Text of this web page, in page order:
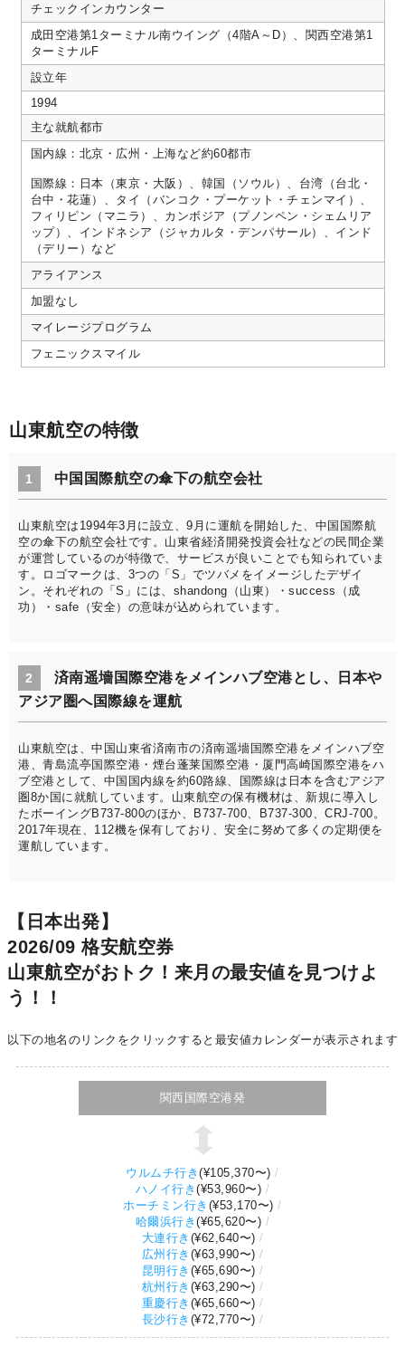
チェックインカウンター
成田空港第1ターミナル南ウイング（4階A～D）、関西空港第1
ターミナルF
設立年
1994
主な就航都市
国内線：北京・広州・上海など約60都市
国際線：日本（東京・大阪）、韓国（ソウル）、台湾（台北・
台中・花蓮）、タイ（バンコク・プーケット・チェンマイ）、
フィリピン（マニラ）、カンボジア（プノンペン・シェムリア
ップ）、インドネシア（ジャカルタ・デンパサール）、インド
（デリー）など
アライアンス
加盟なし
マイレージプログラム
フェニックスマイル
山東航空の特徴
1 中国国際航空の傘下の航空会社
山東航空は1994年3月に設立、9月に運航を開始した、中国国際航
空の傘下の航空会社です。山東省経済開発投資会社などの民間企業
が運営しているのが特徴で、サービスが良いことでも知られていま
す。ロゴマークは、3つの「S」でツバメをイメージしたデザイ
ン。それぞれの「S」には、shandong（山東）・success（成
功）・safe（安全）の意味が込められています。
2
済南遥墻国際空港をメインハブ空港とし、日本や
アジア圏へ国際線を運航
山東航空は、中国山東省済南市の済南遥墻国際空港をメインハブ空
港、青島流亭国際空港・煙台蓬莱国際空港・厦門高崎国際空港をハ
ブ空港として、中国国内線を約60路線、国際線は日本を含むアジア
圏8か国に就航しています。山東航空の保有機材は、新規に導入し
たボーイングB737-800のほか、B737-700、B737-300、CRJ-700。
2017年現在、112機を保有しており、安全に努めて多くの定期便を
運航しています。
【日本出発】
2026/09 格安航空券
山東航空がおトク！来月の最安値を見つけよ
う！！
以下の地名のリンクをクリックすると最安値カレンダーが表示されます
関西国際空港発
ウルムチ行き(¥105,370〜)
ハノイ行き(¥53,960〜)
ホーチミン行き (¥53,170〜)
哈爾浜行き(¥65,620〜)
大連行き (¥62,640〜)
広州行き (¥63,990〜)
昆明行き (¥65,690〜)
杭州行き (¥63,290〜)
重慶行き (¥65,660〜)
長沙行き (¥72,770〜)